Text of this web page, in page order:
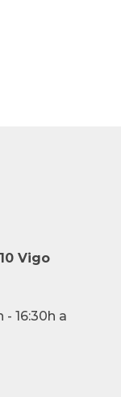
Vigo
- 16:30h a